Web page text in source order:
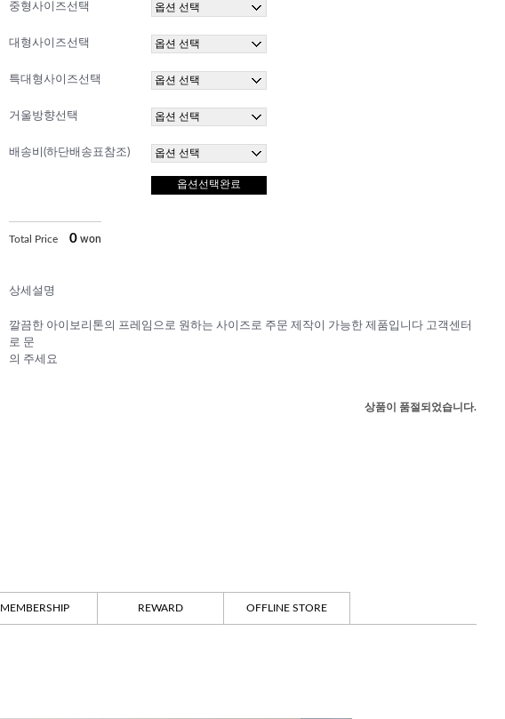
중형사이즈선택
대형사이즈선택
특대형사이즈선택
거울방향선택
배송비(하단배송표참조)
옵션선택완료
Total Price 0 won
상세설명
깔끔한 아이보리톤의 프레임으로 원하는 사이즈로 주문 제작이 가능한 제품입니다 고객센터
로 문
의 주세요
상품이 품절되었습니다.
MEMBERSHIP REWARD OFFLINE STORE